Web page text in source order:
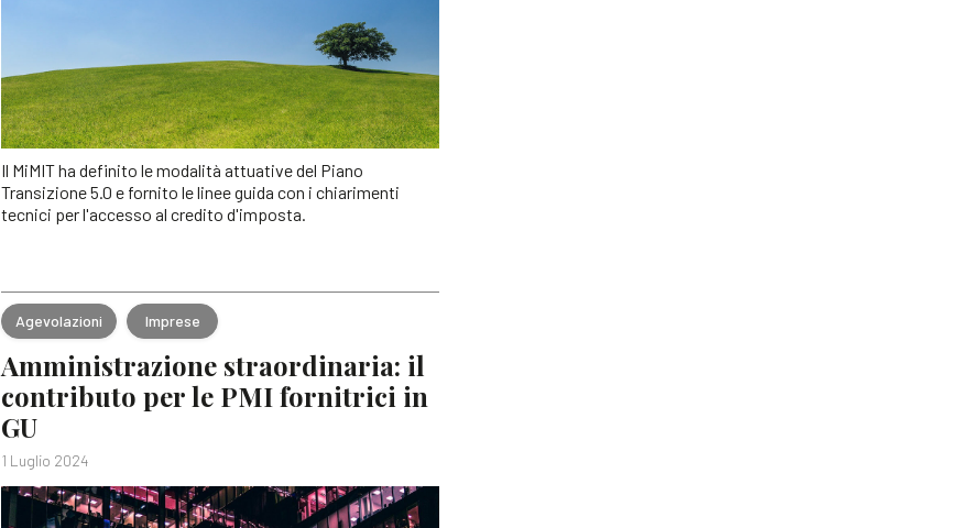
Il MiMIT ha definito le modalità attuative del Piano
Transizione 5.0 e fornito le linee guida con i chiarimenti
tecnici per l'accesso al credito d'imposta.
Agevolazioni Imprese
Amministrazione straordinaria: il
contributo per le PMI fornitrici in
GU
1 Luglio 2024